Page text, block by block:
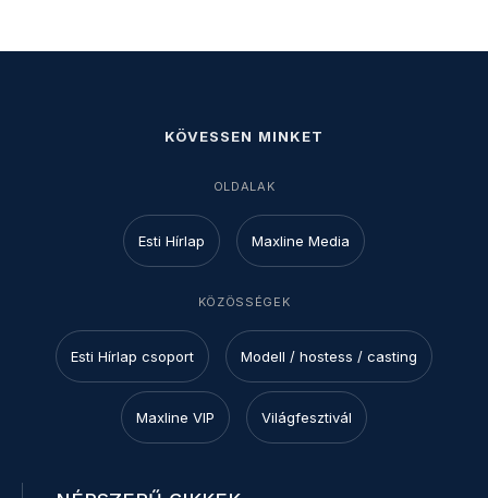
KÖVESSEN MINKET
OLDALAK
Esti Hírlap Maxline Media
KÖZÖSSÉGEK
Esti Hírlap csoport Modell / hostess / casting
Maxline VIP Világfesztivál